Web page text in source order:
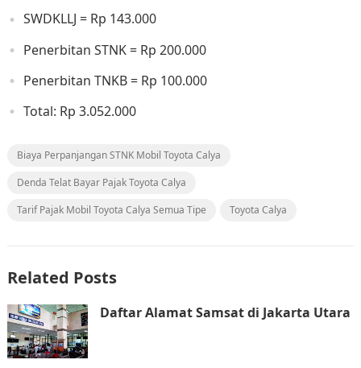
SWDKLLJ = Rp 143.000
Penerbitan STNK = Rp 200.000
Penerbitan TNKB = Rp 100.000
Total: Rp 3.052.000
Biaya Perpanjangan STNK Mobil Toyota Calya
Denda Telat Bayar Pajak Toyota Calya
Tarif Pajak Mobil Toyota Calya Semua Tipe
Toyota Calya
Related Posts
Daftar Alamat Samsat di Jakarta Utara